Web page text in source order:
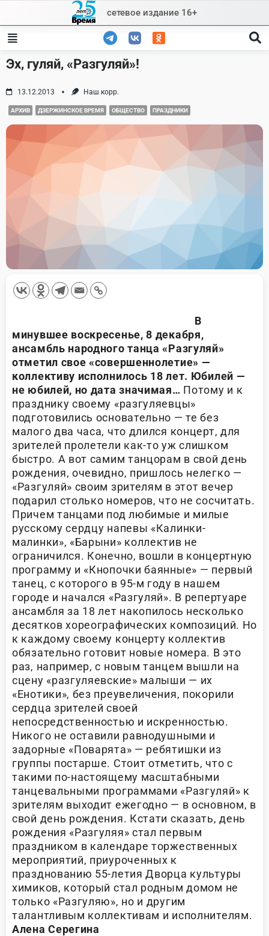
content
сетевое издание 16+
Эх, гуляй, «Разгуляй»!
13.12.2013 Наш корр.
АРХИВ ДЗЕРЖИНСКОЕ ВРЕМЯ ОБЩЕСТВО ПРАЗДНИКИ
В
минувшее воскресенье, 8 декабря,
ансамбль народного танца «Разгуляй»
отметил свое «совершеннолетие» —
коллективу исполнилось 18 лет. Юбилей —
не юбилей, но дата значимая… Потому и к
празднику своему «разгуляевцы»
подготовились основательно — те без
малого два часа, что длился концерт, для
зрителей пролетели как-то уж слишком
быстро. А вот самим танцорам в свой день
рождения, очевидно, пришлось нелегко —
«Разгуляй» своим зрителям в этот вечер
подарил столько номеров, что не сосчитать.
Причем танцами под любимые и милые
русскому сердцу напевы «Калинки-
малинки», «Барыни» коллектив не
ограничился. Конечно, вошли в концертную
программу и «Кнопочки баянные» — первый
танец, с которого в 95-м году в нашем
городе и начался «Разгуляй». В репертуаре
ансамбля за 18 лет накопилось несколько
десятков хореографических композиций. Но
к каждому своему концерту коллектив
обязательно готовит новые номера. В это
раз, например, с новым танцем вышли на
сцену «разгуляевские» малыши — их
«Енотики», без преувеличения, покорили
сердца зрителей своей
непосредственностью и искренностью.
Никого не оставили равнодушными и
задорные «Поварята» — ребятишки из
группы постарше. Стоит отметить, что с
такими по-настоящему масштабными
танцевальными программами «Разгуляй» к
зрителям выходит ежегодно — в основном, в
свой день рождения. Кстати сказать, день
рождения «Разгуляя» стал первым
праздником в календаре торжественных
мероприятий, приуроченных к
празднованию 55-летия Дворца культуры
химиков, который стал родным домом не
только «Разгуляю», но и другим
талантливым коллективам и исполнителям.
Алена Серегина